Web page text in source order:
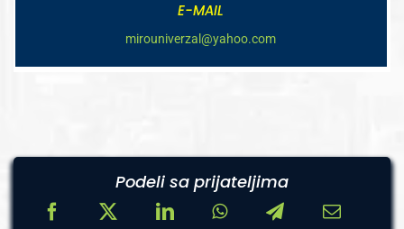
E-MAIL
mirouniverzal@yahoo.com
Podeli sa prijateljima